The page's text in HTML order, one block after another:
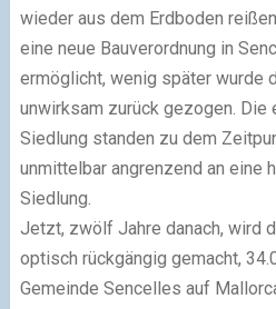
wieder aus dem Erdboden
eine neue Bauverordnung in
ermöglicht, wenig später wurde
unwirksam zurück gezogen. Die
Siedlung standen zu dem
unmittelbar angrenzend an eine
Siedlung.
Jetzt, zwölf Jahre danach, wird
optisch rückgängig gemacht,
Gemeinde Sencelles auf